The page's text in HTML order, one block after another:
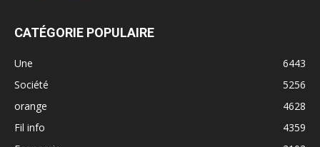
CATÉGORIE POPULAIRE
Une
6443
Société
5256
orange
4628
Fil info
4359